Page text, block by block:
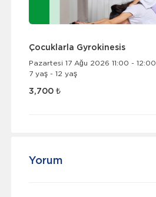
Çocuklarla Gyrokinesis
Pazartesi 17 Ağu 2026 11:00 - 12:00
7 yaş - 12 yaş
3,700 ₺
Yorum